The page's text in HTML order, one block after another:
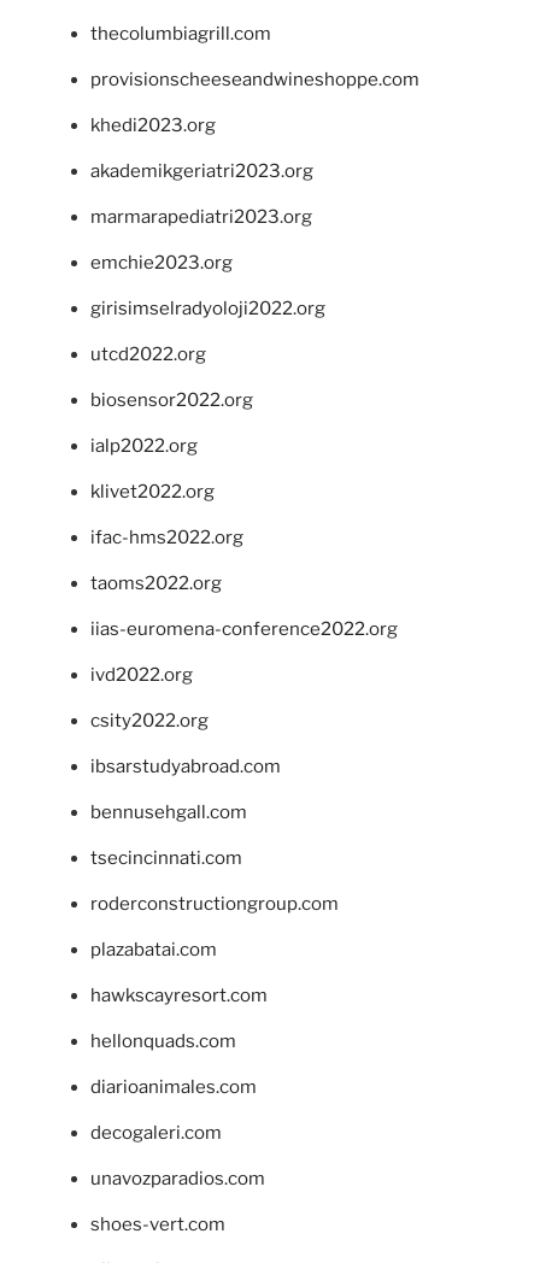
thecolumbiagrill.com
provisionscheeseandwineshoppe.com
khedi2023.org
akademikgeriatri2023.org
marmarapediatri2023.org
emchie2023.org
girisimselradyoloji2022.org
utcd2022.org
biosensor2022.org
ialp2022.org
klivet2022.org
ifac-hms2022.org
taoms2022.org
iias-euromena-conference2022.org
ivd2022.org
csity2022.org
ibsarstudyabroad.com
bennusehgall.com
tsecincinnati.com
roderconstructiongroup.com
plazabatai.com
hawkscayresort.com
hellonquads.com
diarioanimales.com
decogaleri.com
unavozparadios.com
shoes-vert.com